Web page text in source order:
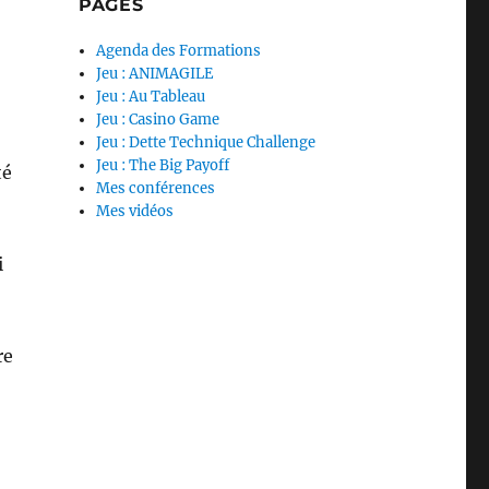
PAGES
Agenda des Formations
Jeu : ANIMAGILE
Jeu : Au Tableau
Jeu : Casino Game
Jeu : Dette Technique Challenge
Jeu : The Big Payoff
Mes conférences
Mes vidéos